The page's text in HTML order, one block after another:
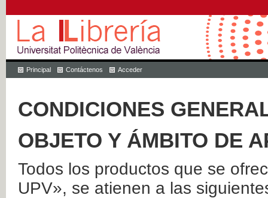
Principal Contáctenos Acceder
CONDICIONES
OBJETO Y ÁMBITO DE
Todos los productos que se
UPV», se atienen a las